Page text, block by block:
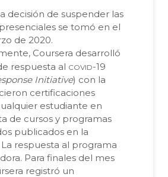
decisión de suspender las
se tomó en el
de 2020.
Coursera desarrolló
respuesta al covid-19
Initiative) con la
certificaciones
estudiante en
de cursos y programas
publicados en la
respuesta al programa
Para finales del mes
registró un